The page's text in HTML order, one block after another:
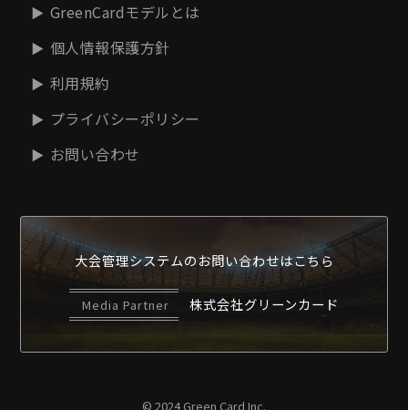
GreenCardモデルとは
個人情報保護方針
利用規約
プライバシーポリシー
お問い合わせ
大会管理システムのお問い合わせはこちら
Media Partner 株式会社グリーンカード
© 2024 Green Card Inc.